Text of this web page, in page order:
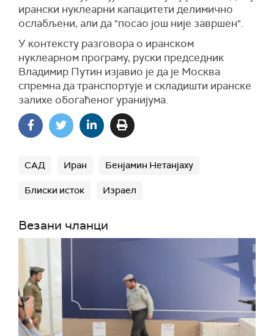
ирански нуклеарни капацитети делимично
ослабљени, али да "посао још није завршен".
У контексту разговора о иранском
нуклеарном програму, руски председник
Владимир Путин изјавио је да је Москва
спремна да транспортује и складишти иранске
залихе обогаћеног уранијума.
САД Иран Бенјамин Нетанјаху
Блиски исток Израел
Везани чланци